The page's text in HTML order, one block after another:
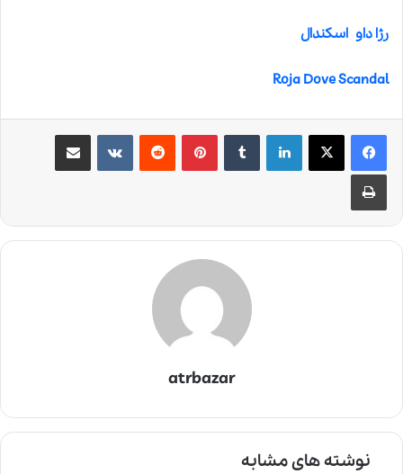
رژا داو اسکندال
Roja Dove Scandal
لینکدین ‫تامبلر ‫پین‌ترست‫رددیت ‫VKontakteاشتراک گذاری از طریق ایمیل
چاپ
atrbazar
نوشته های مشابه